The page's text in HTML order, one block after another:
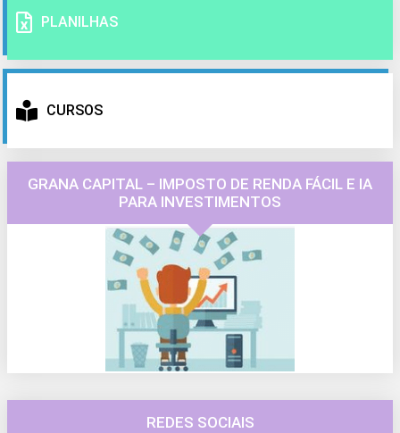
PLANILHAS
CURSOS
GRANA CAPITAL – IMPOSTO DE RENDA FÁCIL E IA
PARA INVESTIMENTOS
REDES SOCIAIS